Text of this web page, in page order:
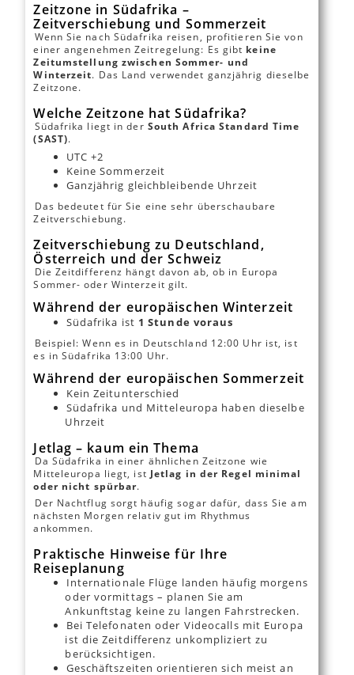
Zeitzone in Südafrika –
Zeitverschiebung und Sommerzeit
Wenn Sie nach Südafrika reisen, profitieren Sie von
einer angenehmen Zeitregelung: Es gibt keine
Zeitumstellung zwischen Sommer- und
Winterzeit. Das Land verwendet ganzjährig dieselbe
Zeitzone.
Welche Zeitzone hat Südafrika?
Südafrika liegt in der South Africa Standard Time
(SAST).
UTC +2
Keine Sommerzeit
Ganzjährig gleichbleibende Uhrzeit
Das bedeutet für Sie eine sehr überschaubare
Zeitverschiebung.
Zeitverschiebung zu Deutschland,
Österreich und der Schweiz
Die Zeitdifferenz hängt davon ab, ob in Europa
Sommer- oder Winterzeit gilt.
Während der europäischen Winterzeit
Südafrika ist 1 Stunde voraus
Beispiel: Wenn es in Deutschland 12:00 Uhr ist, ist
es in Südafrika 13:00 Uhr.
Während der europäischen Sommerzeit
Kein Zeitunterschied
Südafrika und Mitteleuropa haben dieselbe
Uhrzeit
Jetlag – kaum ein Thema
Da Südafrika in einer ähnlichen Zeitzone wie
Mitteleuropa liegt, ist Jetlag in der Regel minimal
oder nicht spürbar.
Der Nachtflug sorgt häufig sogar dafür, dass Sie am
nächsten Morgen relativ gut im Rhythmus
ankommen.
Praktische Hinweise für Ihre
Reiseplanung
Internationale Flüge landen häufig morgens
oder vormittags – planen Sie am
Ankunftstag keine zu langen Fahrstrecken.
Bei Telefonaten oder Videocalls mit Europa
ist die Zeitdifferenz unkompliziert zu
berücksichtigen.
Geschäftszeiten orientieren sich meist an